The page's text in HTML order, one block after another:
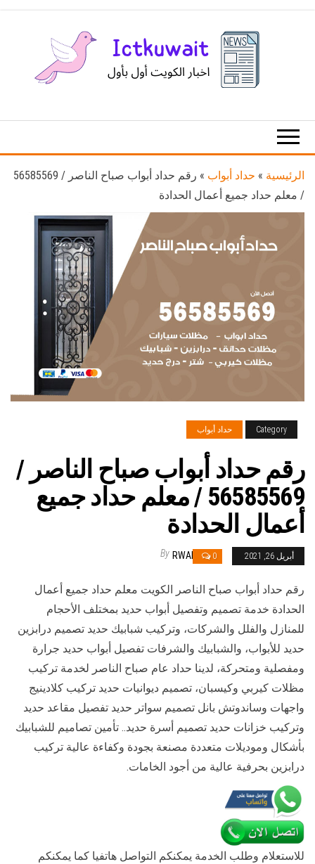
الكويت
الرئيسية » حداد أبواب »
رقم حداد أبواب صباح الناصر / 56585569
/ معلم حداد جميع أعمال الحدادة
Category حداد أبواب
رقم حداد أبواب صباح الناصر /
56585569 / معلم حداد جميع
أعمال الحدادة
أبريل 26, 2021 0
By RWAN
رقم حداد أبواب صباح الناصر الكويت معلم حداد جميع أعمال
الحدادة خدمة تصميم وتفصيل أبواب حديد بمختلف الأحجام
للمنازل والفلل والشركات، وتركيب شبابيك حديد تصميم درابزين
حديد للأبواب، والشبابيك والشرفات تفصيل أبواب حديد جرارة
ومفصلية ومتحركة، لدينا حداد عام صباح الناصر لخدمة تركيب
مظلات كيربي وكيسبان، تصميم ديوانيات حديد تركيب كلادينيج
واجهات وساندوتش بانل تصميم سواتر حديد تفصيل مقاعد حديد
وتركيب خزانات حديد تصميم أسرة حديد.. تأمين تصاميم للشبابيك
بأشكال وموديلات متعددة مصنعة بجودة وكفاءة عالية تركيب
درابزين بحرفية عالية من أجود الخامات.
للاستعلام وطلب الخدمة يمكنكم التواصل هاتفيا كما يمكنكم